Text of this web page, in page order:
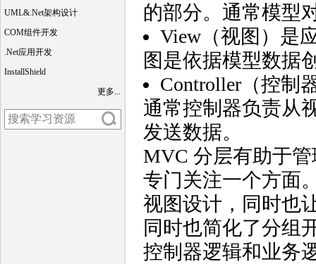
UML&.Net架构设计
COM组件开发
.Net应用开发
InstallShield
更多...
的部分。通常模型
View（视图）是
图是依据模型数据
Controller（控制
通常控制器负责从
发送数据。
MVC 分层有助于
专门关注一个方面
视图设计，同时也
同时也简化了分组
控制器逻辑和业务